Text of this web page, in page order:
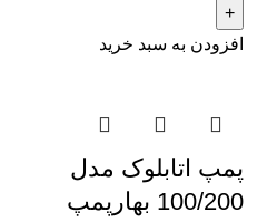
افزودن به سبد خرید
پمپ اتابلوک مدل
100/200 بهارپمپ